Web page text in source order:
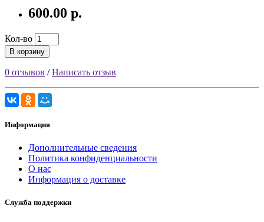
600.00 р.
Кол-во
В корзину
0 отзывов /Написать отзыв
Информация
Дополнительные сведения
Политика конфиденциальности
О нас
Информация о доставке
Служба поддержки